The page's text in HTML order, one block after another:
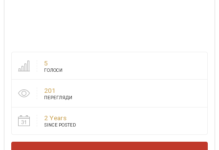
5
ГОЛОСИ
201
ПЕРЕГЛЯДИ
2 Years
SINCE POSTED